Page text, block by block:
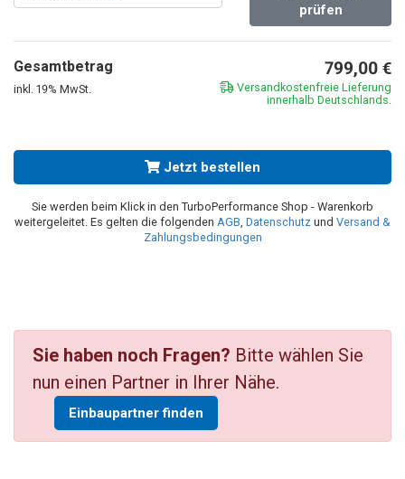
prüfen
Gesamtbetrag
inkl. 19% MwSt.
799,00 €
Versandkostenfreie Lieferung
innerhalb Deutschlands.
Jetzt bestellen
Sie werden beim Klick in den TurboPerformance Shop - Warenkorb
weitergeleitet. Es gelten die folgenden AGB, Datenschutz und Versand &
Zahlungsbedingungen
Sie haben noch Fragen? Bitte wählen Sie
nun einen Partner in Ihrer Nähe.
Einbaupartner finden